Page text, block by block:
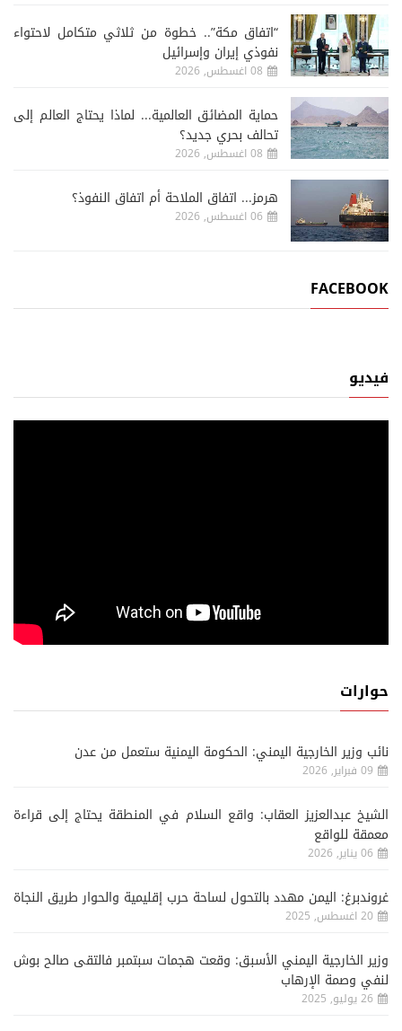
“اتفاق مكة”.. خطوة من ثلاثي متكامل لاحتواء
نفوذي إيران وإسرائيل
08 اغسطس, 2026
حماية المضائق العالمية... لماذا يحتاج العالم إلى
تحالف بحري جديد؟
08 اغسطس, 2026
هرمز... اتفاق الملاحة أم اتفاق النفوذ؟
06 اغسطس, 2026
FACEBOOK
فيديو
حوارات
نائب وزير الخارجية اليمني: الحكومة اليمنية ستعمل من عدن
09 فبراير, 2026
الشيخ عبدالعزيز العقاب: واقع السلام في المنطقة يحتاج إلى قراءة
معمقة للواقع
06 يناير, 2026
غروندبرغ: اليمن مهدد بالتحول لساحة حرب إقليمية والحوار طريق النجاة
20 اغسطس, 2025
وزير الخارجية اليمني الأسبق: وقعت هجمات سبتمبر فالتقى صالح بوش
لنفي وصمة الإرهاب
26 يوليو, 2025